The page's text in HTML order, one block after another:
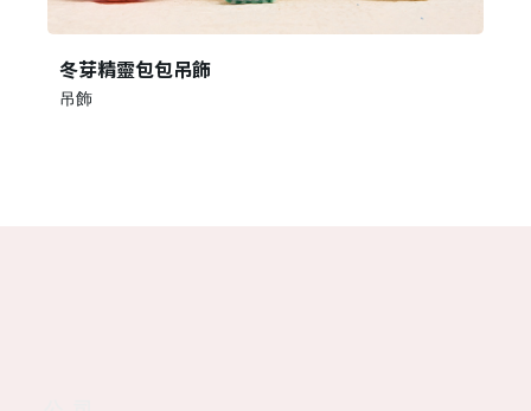
冬芽精靈包包吊飾
吊飾